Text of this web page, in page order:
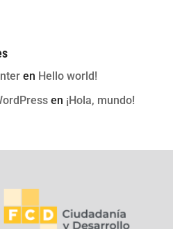
en Hello world!
en ¡Hola, mundo!